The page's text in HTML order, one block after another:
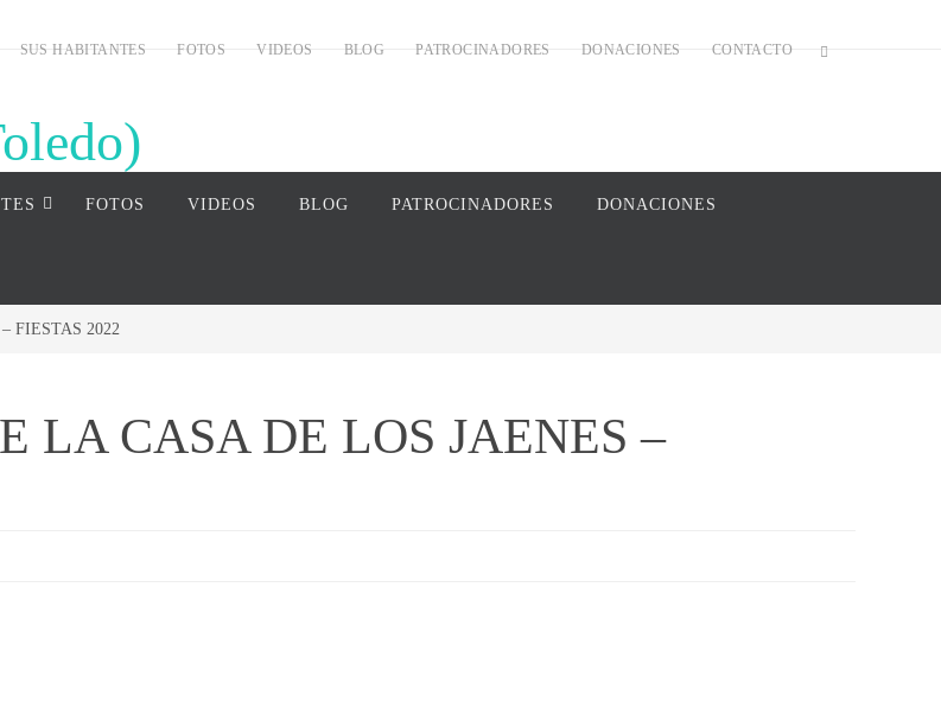
SUS HABITANTES FOTOS VIDEOS BLOG PATROCINADORES DONACIONES CONTACTO
FOTOS VIDEOS BLOG PATROCINADORES DONACIONES
FIESTAS 2022
LA CASA DE LOS JAENES –